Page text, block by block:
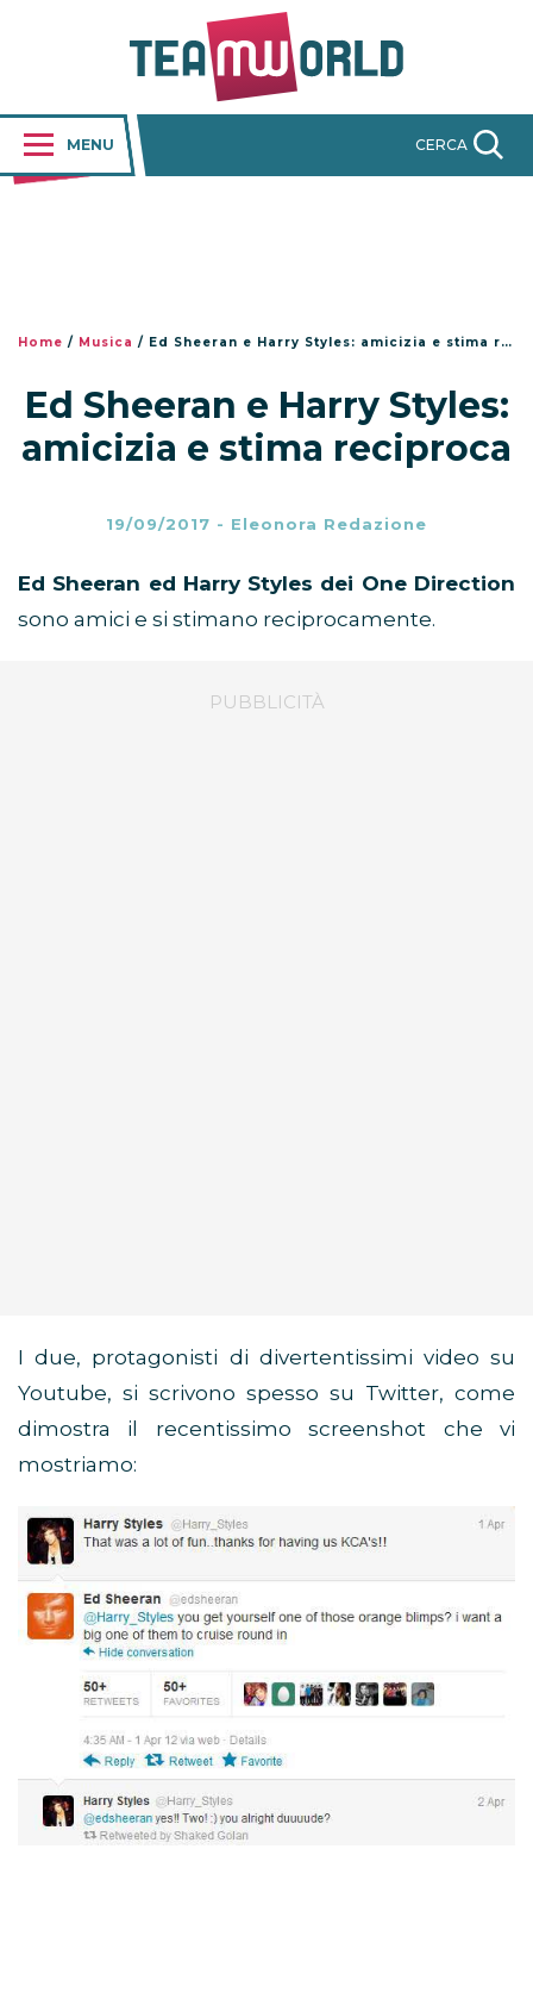
MENU CERCA
Home / Musica / Ed Sheeran e Harry Styles: amicizia e stima reciproca
Ed Sheeran e Harry Styles:
amicizia e stima reciproca
19/09/2017 - Eleonora Redazione
Ed Sheeran ed Harry Styles dei One Direction
sono amici e si stimano reciprocamente.
I due, protagonisti di divertentissimi video su
Youtube, si scrivono spesso su Twitter, come
dimostra il recentissimo screenshot che vi
mostriamo: